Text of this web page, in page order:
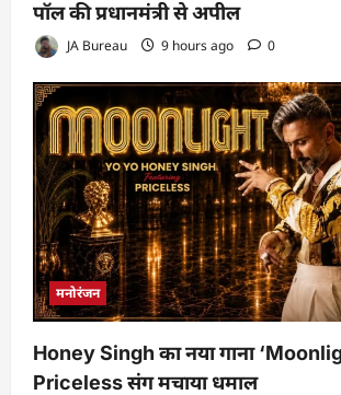
पॉल की प्रधानमंत्री से अपील
JA Bureau 9 hours ago 0
मनोरंजन
Honey Singh का नया गाना
Priceless संग मचाया धमाल